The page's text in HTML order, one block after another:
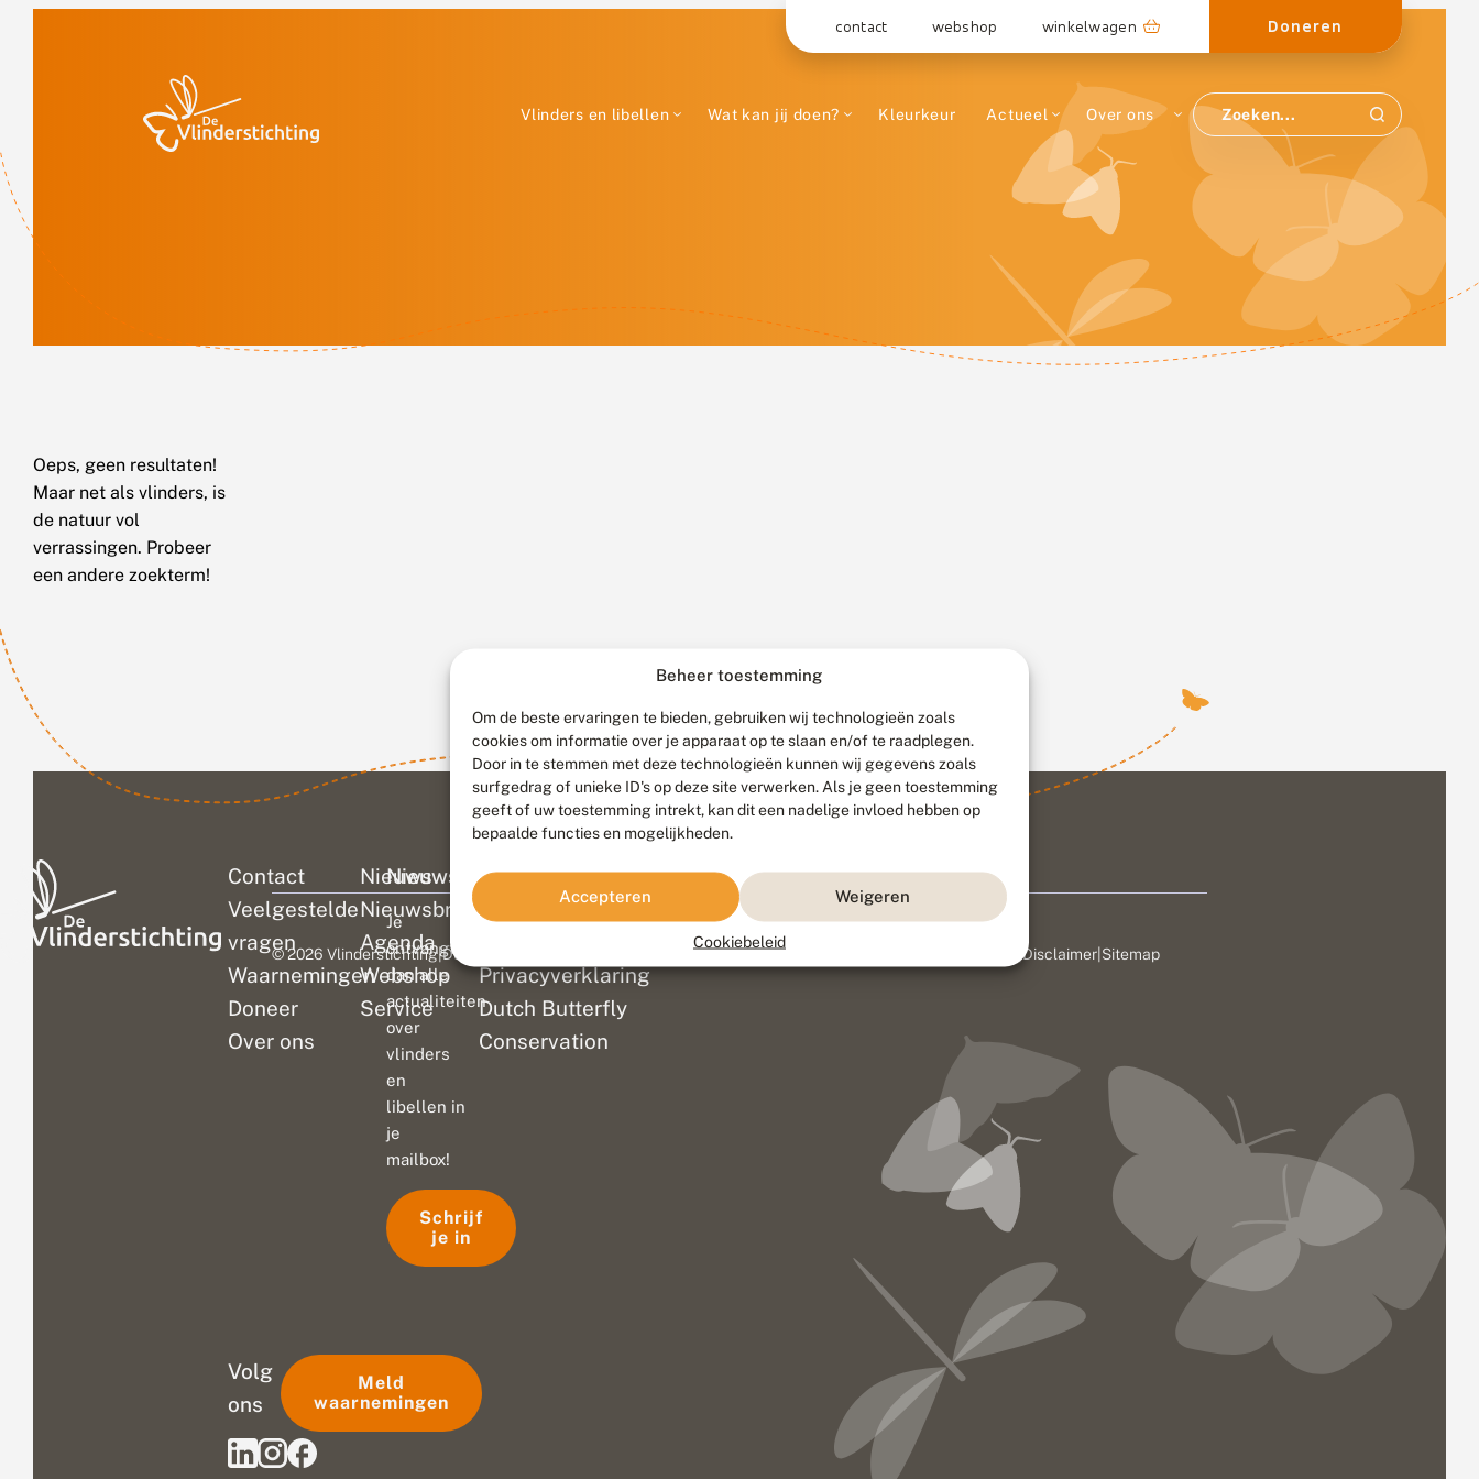
Beheer toestemming
Om de beste ervaringen te bieden, gebruiken wij technologieën zoals
cookies om informatie over je apparaat op te slaan en/of te raadplegen.
Door in te stemmen met deze technologieën kunnen wij gegevens zoals
surfgedrag of unieke ID's op deze site verwerken. Als je geen toestemming
geeft of uw toestemming intrekt, kan dit een nadelige invloed hebben op
bepaalde functies en mogelijkheden.
Accepteren Weigeren
Cookiebeleid
contact webshop winkelwagen Doneren
Vlinders en libellen Wat kan jij doen? Kleurkeur Actueel Over ons
Oeps, geen resultaten!
Maar net als vlinders, is
de natuur vol
verrassingen. Probeer
een andere zoekterm!
Contact
Veelgestelde
vragen
Waarnemingen
Doneer
Over ons
Nieuws
Nieuwsbrief
Agenda
Webshop
Service
Colofon
Disclaimer
Privacyverklaring
Dutch Butterfly
Conservation
Nieuwsbrief
Je
ontvangt
dan alle
actualiteiten
over
vlinders
en
libellen in
je
mailbox!
Schrijf
je in
Volg
ons
Meld
waarnemingen
© 2026 Vlinderstichting|Duurzaam ontwikkeld door Go2People, ontworpen door Disclaimer Sitemap